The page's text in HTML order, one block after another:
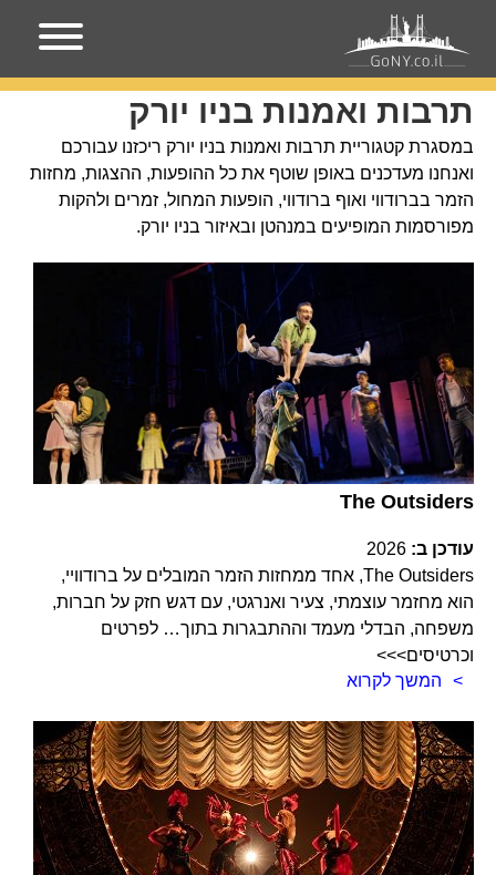
עמוד הבית תרבות ואמנות בניו יורק
תרבות ואמנות בניו יורק
במסגרת קטגוריית תרבות ואמנות בניו יורק ריכזנו עבורכם
ואנחנו מעדכנים באופן שוטף את כל ההופעות, ההצגות, מחזות
הזמר בברודווי ואוף ברודווי, הופעות המחול, זמרים ולהקות
מפורסמות המופיעים במנהטן ובאיזור בניו יורק.
The Outsiders
עודכן ב: 2026
The Outsiders, אחד ממחזות הזמר המובלים על ברודוויי,
הוא מחזמר עוצמתי, צעיר ואנרגטי, עם דגש חזק על חברות,
משפחה, הבדלי מעמד וההתבגרות בתוך… לפרטים
וכרטיסים>>>
המשך לקרוא